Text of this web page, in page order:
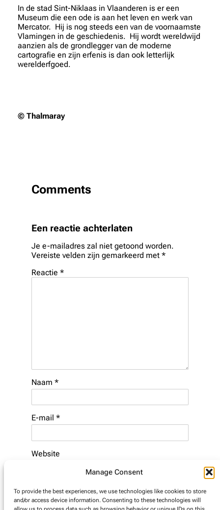
Manage Consent
To provide the best experiences, we use technologies like cookies to store
and/or access device information. Consenting to these technologies will
In de stad Sint-Niklaas in Vlaanderen is er een
Museum die een ode is aan het leven en werk van
Mercator. Hij is nog steeds een van de voornaamste
Vlamingen in de geschiedenis. Hij wordt wereldwijd
aanzien als de grondlegger van de moderne
cartografie en zijn erfenis is dan ook letterlijk
werelderfgoed.
© Thalmaray
Comments
Een reactie achterlaten
Je e-mailadres zal niet getoond worden.
Vereiste velden zijn gemarkeerd met *
Reactie *
Naam *
E-mail *
Website